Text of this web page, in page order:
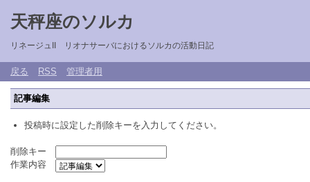
天秤座のソルカ
リネージュII リオナサーバにおけるソルカの活動日記
戻る RSS 管理者用
記事編集
投稿時に設定した削除キーを入力してください。
削除キー
作業内容